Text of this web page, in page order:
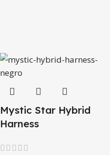
Mystic Star Hybrid
Harness